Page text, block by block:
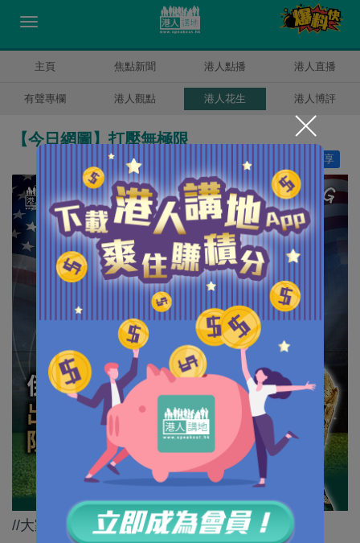
主頁 焦點新聞 港人點播 港人直播
有聲專欄 港人觀點 港人花生 港人博評
【今日網圖】打壓無極限
分享
讚好
//大家又見識到美國嘅藞䕢手段！//